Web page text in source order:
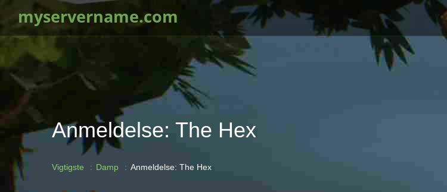
myservername.com
Anmeldelse: The Hex
Vigtigste Damp Anmeldelse: The Hex